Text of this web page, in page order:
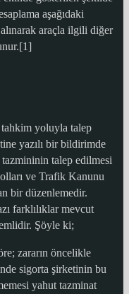
aşağıdaki
araçla ilgili diğer
tahkim yoluyla talep
yazılı bir bildirimde
tazmininin talep edilmesi
ve Trafik Kanunu
bir düzenlemedir.
farklılıklar mevcut
Şöyle ki;
zararın öncelikle
sigorta şirketinin bu
yahut tazminat